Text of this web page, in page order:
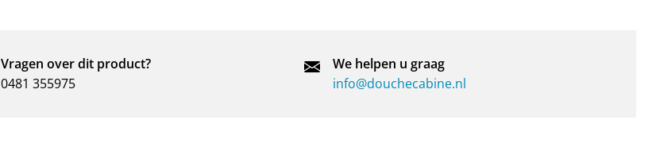
Vragen over dit product?
0481 355975
We helpen u graag
info@douchecabine.nl